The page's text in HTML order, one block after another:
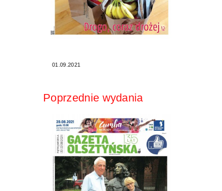
01.09.2021
Poprzednie wydania